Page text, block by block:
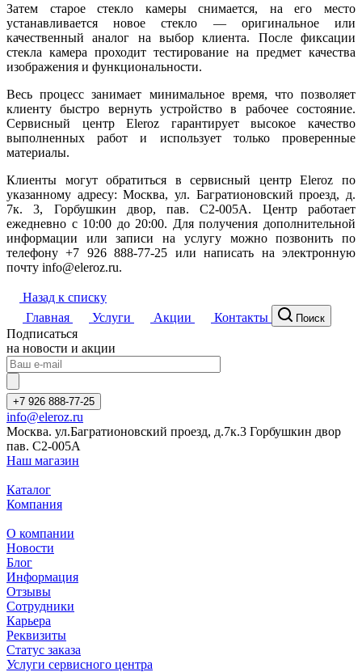
Затем старое стекло камеры снимается, на его место
устанавливается новое стекло — оригинальное или
качественный аналог на выбор клиента. После фиксации
стекла камера проходит тестирование на предмет качества
изображения и функциональности.
Весь процесс занимает минимальное время, что позволяет
клиенту быстро вернуть устройство в рабочее состояние.
Сервисный центр Eleroz гарантирует высокое качество
выполненных работ и использует только проверенные
материалы.
Клиенты могут обратиться в сервисный центр Eleroz по
указанному адресу: Москва, ул. Багратионовский проезд, д.
7к. 3, Горбушкин двор, пав. C2-005A. Центр работает
ежедневно с 10:00 до 20:00. Для получения дополнительной
информации или записи на услугу можно позвонить по
телефону +7 926 888-77-25 или написать на электронную
почту info@eleroz.ru.
Назад к списку
Главная
Услуги Акции Контакты Поиск
Подписаться
на новости и акции
+7 926 888-77-25
info@eleroz.ru
Москва. ул.Багратионовский проезд, д.7к.3 Горбушкин двор
пав. C2-005A
Наш магазин
Каталог
Компания
О компании
Новости
Блог
Информация
Отзывы
Сотрудники
Карьера
Реквизиты
Статус заказа
Услуги сервисного центра